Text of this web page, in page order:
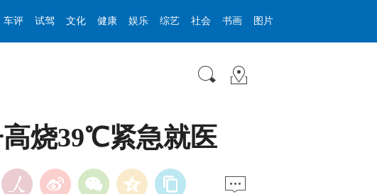
车评 试驾 文化 健康 娱乐 综艺 社会 书画 图片
烧39℃紧急就医